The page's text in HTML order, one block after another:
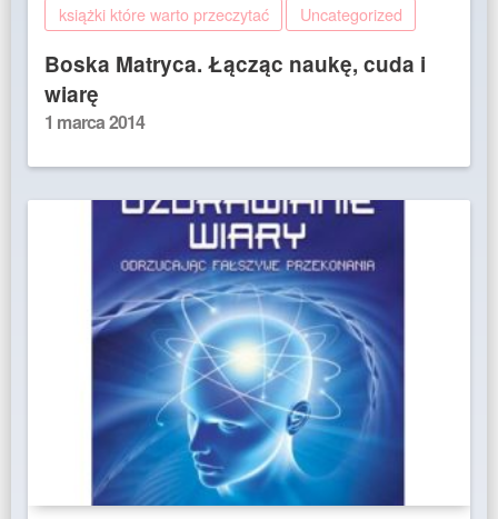
książki które warto przeczytać Uncategorized
Boska Matryca. Łącząc naukę, cuda i
wiarę
Posted
1 marca 2014